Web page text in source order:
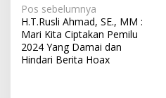
N
a
v
Pos sebelumnya
H.T.Rusli Ahmad, SE., MM :
Mari Kita Ciptakan Pemilu
2024 Yang Damai dan
Hindari Berita Hoax